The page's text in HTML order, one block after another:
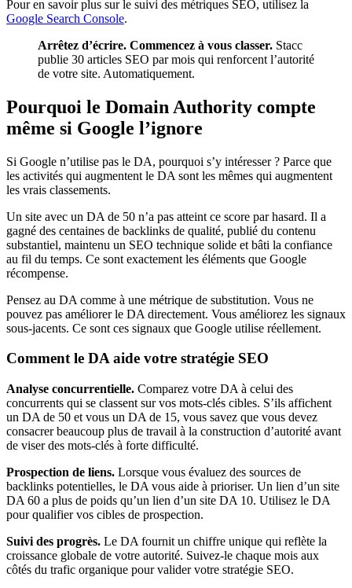
Pour en savoir plus sur le suivi des métriques SEO, utilisez la
Google Search Console.
Arrêtez d’écrire. Commencez à vous classer. Stacc
publie 30 articles SEO par mois qui renforcent l’autorité
de votre site. Automatiquement.
Pourquoi le Domain Authority compte
même si Google l’ignore
Si Google n’utilise pas le DA, pourquoi s’y intéresser ? Parce que
les activités qui augmentent le DA sont les mêmes qui augmentent
les vrais classements.
Un site avec un DA de 50 n’a pas atteint ce score par hasard. Il a
gagné des centaines de backlinks de qualité, publié du contenu
substantiel, maintenu un SEO technique solide et bâti la confiance
au fil du temps. Ce sont exactement les éléments que Google
récompense.
Pensez au DA comme à une métrique de substitution. Vous ne
pouvez pas améliorer le DA directement. Vous améliorez les signaux
sous-jacents. Ce sont ces signaux que Google utilise réellement.
Comment le DA aide votre stratégie SEO
Analyse concurrentielle. Comparez votre DA à celui des
concurrents qui se classent sur vos mots-clés cibles. S’ils affichent
un DA de 50 et vous un DA de 15, vous savez que vous devez
consacrer beaucoup plus de travail à la construction d’autorité avant
de viser des mots-clés à forte difficulté.
Prospection de liens. Lorsque vous évaluez des sources de
backlinks potentielles, le DA vous aide à prioriser. Un lien d’un site
DA 60 a plus de poids qu’un lien d’un site DA 10. Utilisez le DA
pour qualifier vos cibles de prospection.
Suivi des progrès. Le DA fournit un chiffre unique qui reflète la
croissance globale de votre autorité. Suivez-le chaque mois aux
côtés du trafic organique pour valider votre stratégie SEO.